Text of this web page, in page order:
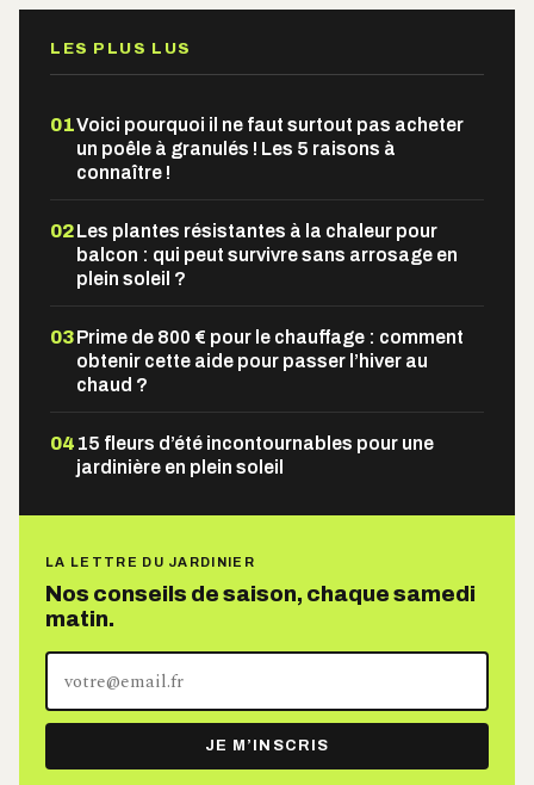
LES PLUS LUS
01Voici pourquoi il ne faut surtout pas acheter
un poêle à granulés ! Les 5 raisons à
connaître !
02Les plantes résistantes à la chaleur pour
balcon : qui peut survivre sans arrosage en
plein soleil ?
03Prime de 800 € pour le chauffage : comment
obtenir cette aide pour passer l’hiver au
chaud ?
04 15 fleurs d’été incontournables pour une
jardinière en plein soleil
LA LETTRE DU JARDINIER
Nos conseils de saison, chaque samedi
matin.
adresse
e-
mail
JE M’INSCRIS